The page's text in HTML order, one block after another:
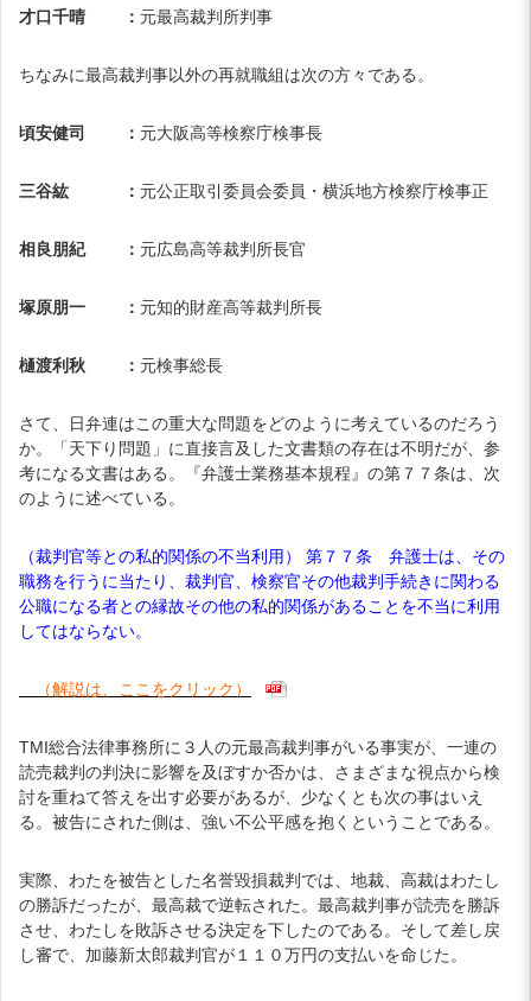
才口千晴 ： 元最高裁判所判事
ちなみに最高裁判事以外の再就職組は次の方々である。
頃安健司 ： 元大阪高等検察庁検事長
三谷紘 ： 元公正取引委員会委員・横浜地方検察庁検事正
相良朋紀 ： 元広島高等裁判所長官
塚原朋一 ： 元知的財産高等裁判所長
樋渡利秋 ： 元検事総長
さて、日弁連はこの重大な問題をどのように考えているのだろう
か。「天下り問題」に直接言及した文書類の存在は不明だが、参
考になる文書はある。『弁護士業務基本規程』の第７７条は、次
のように述べている。
（裁判官等との私的関係の不当利用） 第７７条 弁護士は、その
職務を行うに当たり、裁判官、検察官その他裁判手続きに関わる
公職になる者との縁故その他の私的関係があることを不当に利用
してはならない。
（解説は、ここをクリック）
TMI総合法律事務所に３人の元最高裁判事がいる事実が、一連の
読売裁判の判決に影響を及ぼすか否かは、さまざまな視点から検
討を重ねて答えを出す必要があるが、少なくとも次の事はいえ
る。被告にされた側は、強い不公平感を抱くということである。
実際、わたを被告とした名誉毀損裁判では、地裁、高裁はわたし
の勝訴だったが、最高裁で逆転された。最高裁判事が読売を勝訴
させ、わたしを敗訴させる決定を下したのである。そして差し戻
し審で、加藤新太郎裁判官が１１０万円の支払いを命じた。